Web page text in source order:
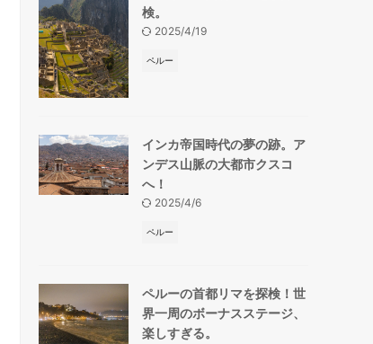
検。
2025/4/19
ペルー
インカ帝国時代の夢の跡。ア
ンデス山脈の大都市クスコ
へ！
2025/4/6
ペルー
ペルーの首都リマを探検！世
界一周のボーナスステージ、
楽しすぎる。